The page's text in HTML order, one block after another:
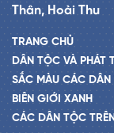
Thân, Hoài Thu
TRANG CHỦ
DÂN TỘC VÀ PHÁT
SẮC MÀU CÁC DÂN
BIÊN GIỚI XANH
CÁC DÂN TỘC